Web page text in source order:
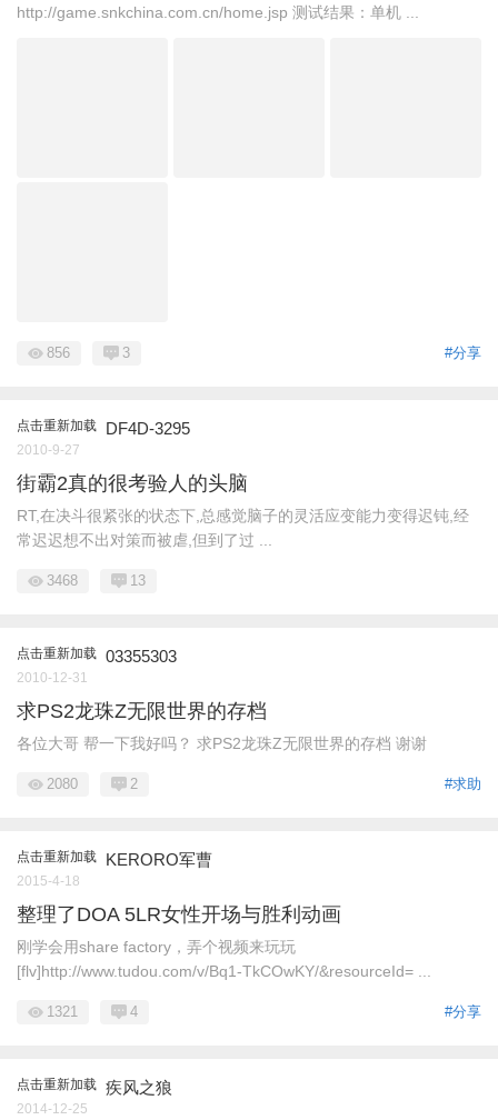
http://game.snkchina.com.cn/home.jsp 测试结果：单机 ...
#分享
856 3
点击重新加载 DF4D-3295
2010-9-27
街霸2真的很考验人的头脑
RT,在决斗很紧张的状态下,总感觉脑子的灵活应变能力变得迟钝,经
常迟迟想不出对策而被虐,但到了过 ...
3468 13
点击重新加载 03355303
2010-12-31
求PS2龙珠Z无限世界的存档
各位大哥 帮一下我好吗？ 求PS2龙珠Z无限世界的存档 谢谢
#求助
2080 2
点击重新加载 KERORO军曹
2015-4-18
整理了DOA 5LR女性开场与胜利动画
刚学会用share factory，弄个视频来玩玩
[flv]http://www.tudou.com/v/Bq1-TkCOwKY/&resourceId= ...
#分享
1321 4
点击重新加载 疾风之狼
2014-12-25